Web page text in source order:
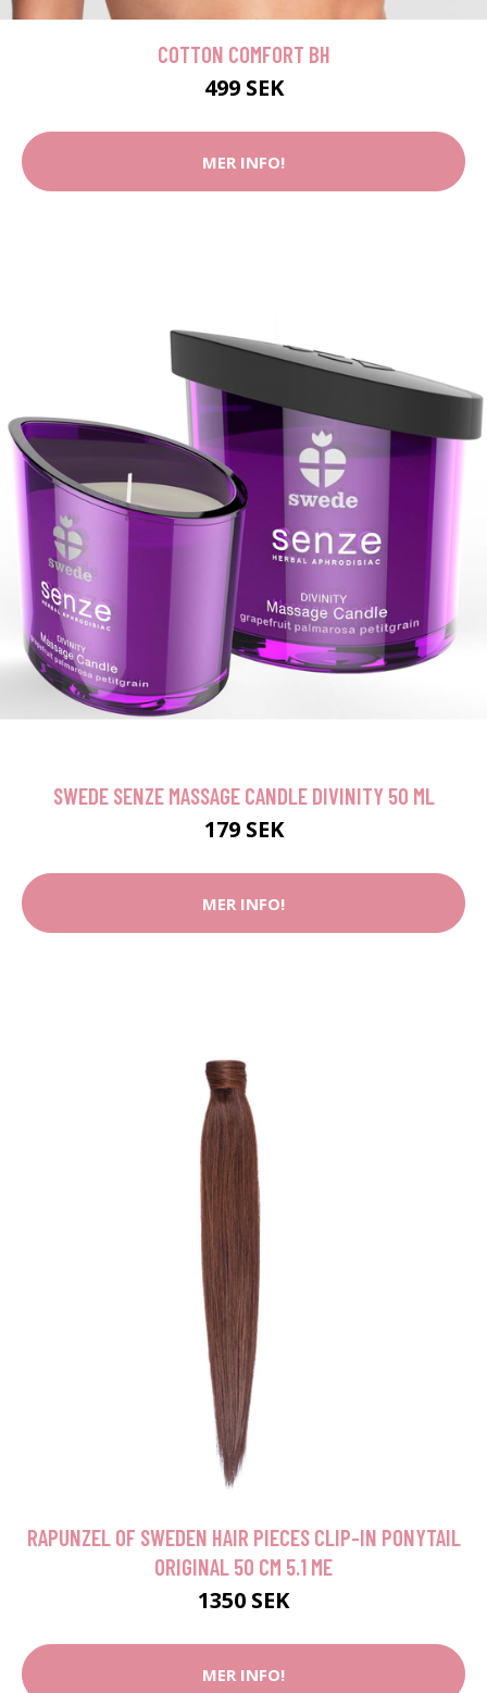
COTTON COMFORT BH
499 SEK
MER INFO!
SWEDE SENZE MASSAGE CANDLE DIVINITY 50 ML
179 SEK
MER INFO!
RAPUNZEL OF SWEDEN HAIR PIECES CLIP-IN PONYTAIL
ORIGINAL 50 CM 5.1 ME
1350 SEK
MER INFO!